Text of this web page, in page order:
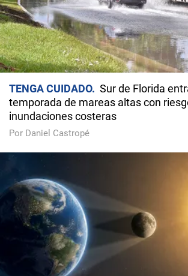
TENGA CUIDADO
Sur de Florida
temporada de mareas altas con
inundaciones costeras
Por Daniel Castropé